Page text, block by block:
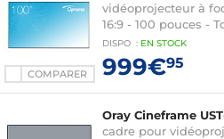
COMPARER
vidéoprojecteur à
16:9 - 100 pouces -
DISPO : EN STOCK
999€95
Oray Cineframe
cadre pour